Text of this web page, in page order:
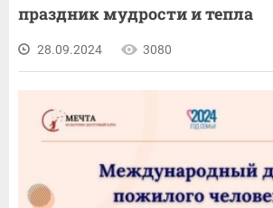
праздник мудрости и тепла
28.09.2024 3080